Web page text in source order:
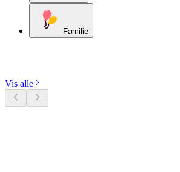
Familie
Vis alle